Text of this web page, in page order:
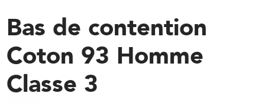
Bas de contention
Coton 93 Homme
Classe 3